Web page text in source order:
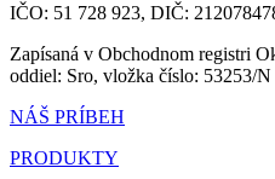
IČO: 51 728 923, DIČ:
Zapísaná v Obchodnom registri
oddiel: Sro, vložka číslo: 53253/N
NÁŠ PRÍBEH
PRODUKTY